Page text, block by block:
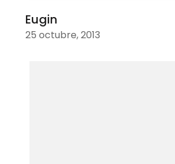
Eugin
25 octubre, 2013